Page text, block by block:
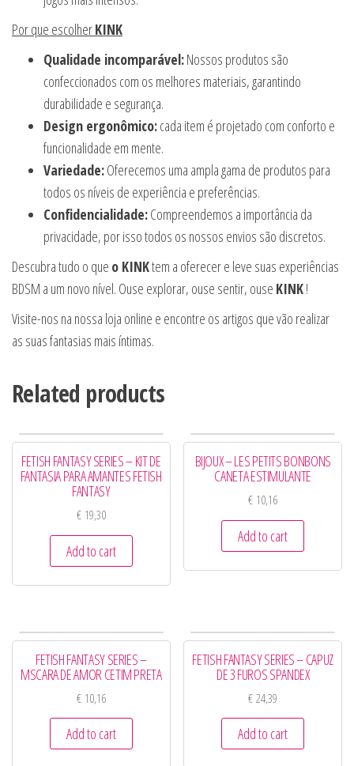
Por que escolherKINK
Qualidade incomparável:Nossos produtos são
confeccionados com os melhores materiais, garantindo
durabilidade e segurança.
Design ergonômico:cada item é projetado com conforto e
funcionalidade em mente.
Variedade:Oferecemos uma ampla gama de produtos para
todos os níveis de experiência e preferências.
Confidencialidade:Compreendemos a importância da
privacidade, por isso todos os nossos envios são discretos.
Descubra tudo o que o KINKtem a oferecer e leve suas experiências
BDSM a um novo nível. Ouse explorar, ouse sentir, ouse KINK!
Visite-nos na nossa loja online e encontre os artigos que vão realizar
as suas fantasias mais íntimas.
Related products
FETISH FANTASY SERIES – KIT DE
FANTASIA PARA AMANTES FETISH
FANTASY
€19,30
Add to cart
BIJOUX – LES PETITS BONBONS
CANETA ESTIMULANTE
€ 10,16
Add to cart
FETISH FANTASY SERIES –
MSCARA DE AMOR CETIM PRETA
€10,16
Add to cart
FETISH FANTASY SERIES – CAPUZ
DE 3 FUROS SPANDEX
€24,39
Add to cart